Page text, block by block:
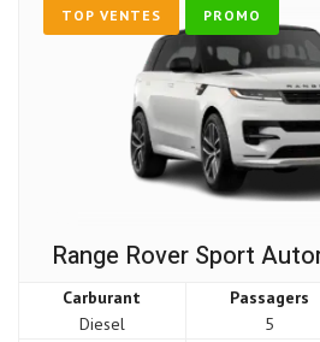
TOP VENTES PROMO
Range Rover Sport
Carburant
Diesel
Passagers
5